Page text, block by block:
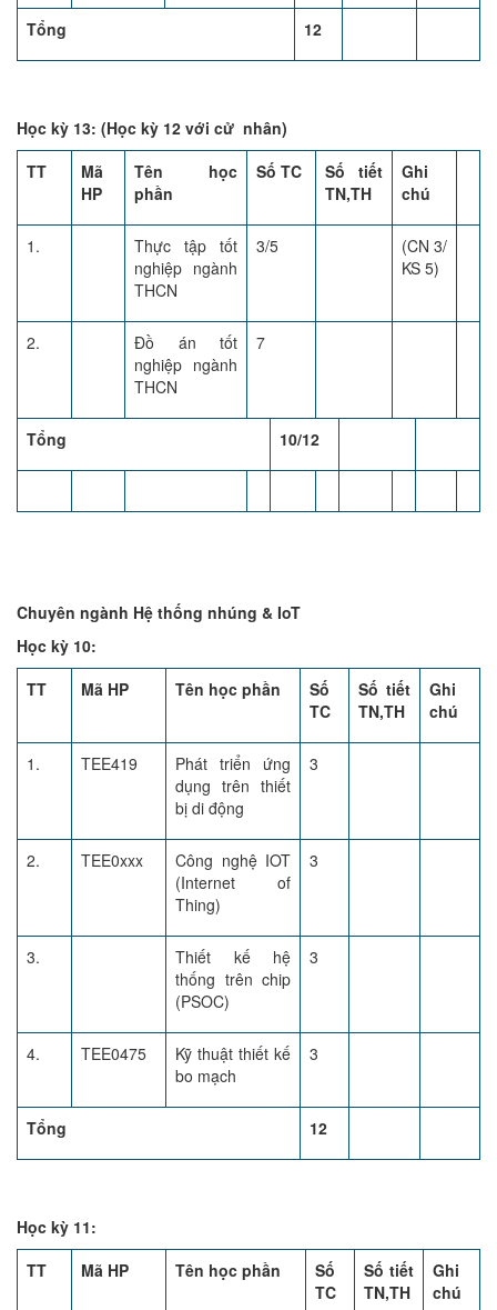
Tổng 12
Học kỳ 13: (Học kỳ 12 với cử nhân)
TT
Mã
HP
Tên học
phần
Số TC
Số tiết
TN,TH
Ghi
chú
1.
Thực tập tốt
nghiệp ngành
THCN
3/5
(CN 3/
KS 5)
2.
Đồ án tốt
nghiệp ngành
THCN
7
Tổng 10/12
Chuyên ngành Hệ thống nhúng & IoT
Học kỳ 10:
TT
Mã HP Tên học phần
Số
TC
Số tiết
TN,TH
Ghi
chú
1. TEE419
Phát triển ứng
dụng trên thiết
bị di động
3
2. TEE0xxx
Công nghệ IOT
(Internet of
Thing)
3
3.
Thiết kế hệ
thống trên chip
(PSOC)
3
4. TEE0475
Kỹ thuật thiết kế
bo mạch
3
Tổng 12
Học kỳ 11:
TT
Mã HP Tên học phần
Số
TC
Số tiết
TN,TH
Ghi
chú